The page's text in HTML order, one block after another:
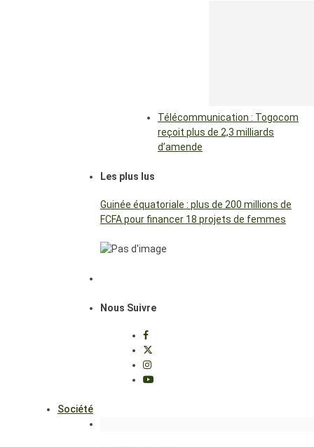
Télécommunication : Togocom
reçoit plus de 2,3 milliards
d’amende
Les plus lus
Guinée équatoriale : plus de 200 millions de
FCFA pour financer 18 projets de femmes
Nous Suivre
Société